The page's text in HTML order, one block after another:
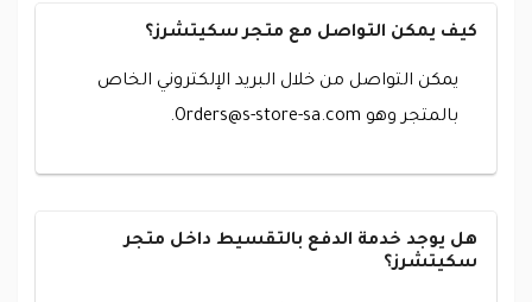
كيف يمكن التواصل مع متجر سكيتشرز؟
يمكن التواصل من خلال البريد الإلكتروني الخاص
بالمتجر وهو Orders@s-store-sa.com
.
هل يوجد خدمة الدفع بالتقسيط داخل متجر
سكيتشرز؟